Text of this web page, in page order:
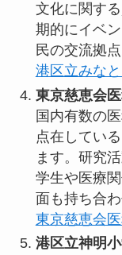
文化に関す
期的にイベ
民の交流拠
港区立みな
東京慈恵会医
国内有数の
点在してい
ます。研究
学生や医療
面も持ち合わ
東京慈恵会
港区立神明小